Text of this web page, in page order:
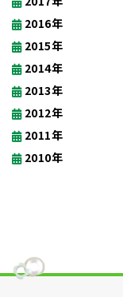
2016年
2015年
2014年
2013年
2012年
2011年
2010年